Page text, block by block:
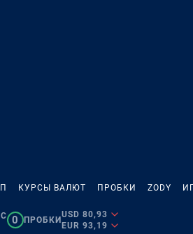
КУРСЫ ВАЛЮТ ПРОБКИ ZODY
0 ПРОБКИ
USD 80,93
EUR 93,19